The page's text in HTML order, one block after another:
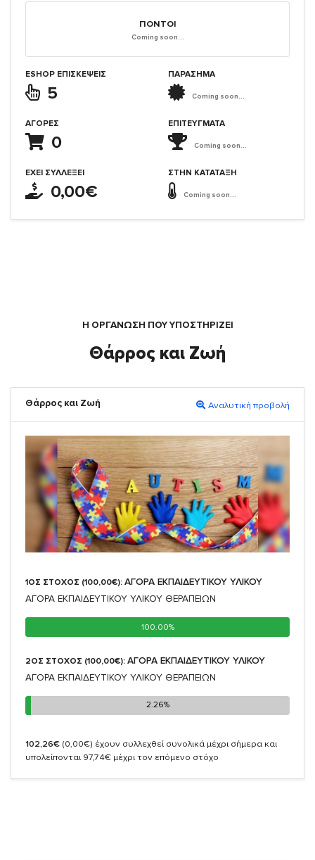
ΠΌΝΤΟΙ
Coming soon...
ESHOP ΕΠΙΣΚΈΨΕΙΣ
5
ΑΓΟΡΈΣ
0
ΈΧΕΙ ΣΥΛΛΈΞΕΙ
0,00€
ΠΑΡΑΣΗΜΑ
Coming soon...
ΕΠΙΤΕΎΓΜΑΤΑ
Coming soon...
ΣΤΗΝ ΚΑΤΆΤΑΞΗ
Coming soon...
Η ΟΡΓΆΝΩΣΗ ΠΟΥ ΥΠΟΣΤΗΡΙΖΕΙ
Θάρρος και Ζωή
Θάρρος και Ζωή Αναλυτική προβολή
1ΟΣ ΣΤΟΧΟΣ (100,00€): ΑΓΟΡΑ ΕΚΠΑΙΔΕΥΤΙΚΟΥ ΥΛΙΚΟΥ
ΑΓΟΡΑ ΕΚΠΑΙΔΕΥΤΙΚΟΥ ΥΛΙΚΟΥ ΘΕΡΑΠΕΙΩΝ
100.00%
100.00%
2ΟΣ ΣΤΟΧΟΣ (100,00€): ΑΓΟΡΑ ΕΚΠΑΙΔΕΥΤΙΚΟΥ ΥΛΙΚΟΥ
ΑΓΟΡΑ ΕΚΠΑΙΔΕΥΤΙΚΟΥ ΥΛΙΚΟΥ ΘΕΡΑΠΕΙΩΝ
2.26%
2.26%
102,26€ (0,00€) έχουν συλλεχθεί συνολικά μέχρι σήμερα και
υπολείπονται 97,74€ μέχρι τον επόμενο στόχο